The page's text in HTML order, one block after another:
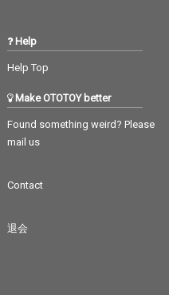
Help
Help Top
Make OTOTOY better
Found something weird? Please
mail us
Contact
退会